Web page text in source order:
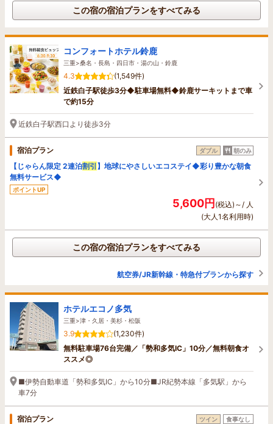
この宿の宿泊プランをすべてみる
コンフォートホテル鈴鹿
三重>桑名・長島・四日市・湯の山・鈴鹿
4.3
(1,549件)
近鉄白子駅徒歩3分◆駐車場無料◆鈴鹿サーキットまで車
で約15分
近鉄白子駅西口より徒歩3分
宿泊プラン ダブル 朝のみ
【じゃらん限定 2連泊割引 】地球にやさしいエコステイ◆彩り豊かな朝食
無料サービス◆
ポイントUP
5,600円(税込)～/ 人
(大人1名利用時)
この宿の宿泊プランをすべてみる
航空券/JR新幹線・特急付プランから探す
ホテルエコノ多気
三重>津・久居・美杉・松阪
3.9
(1,230件)
無料駐車場76台完備／「勢和多気IC」10分／無料朝食オ
ススメ◎
■伊勢自動車道「勢和多気IC」から10分■JR紀勢本線「多気駅」から
車7分
宿泊プラン ツイン 食事なし